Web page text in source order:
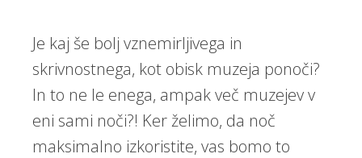
Je kaj še bolj vznemirljivega in
skrivnostnega, kot obisk muzeja ponoči?
In to ne le enega, ampak več muzejev v
eni sami noči?! Ker želimo, da noč
maksimalno izkoristite, vas bomo to